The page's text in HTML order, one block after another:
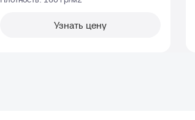
Узнать цену